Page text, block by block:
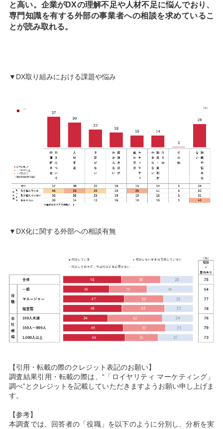
と高い。企業がDXの理解不足や人材不足に悩んでおり、
専門知識を有する外部の事業者への相談を求めているこ
とが読み取れる。
▼DX取り組みにおける課題や悩み
▼DX化に関する外部への相談有無
【引用・転載の際のクレジット表記のお願い】
調査結果引用・転載の際は、“「ロイヤリティ マーケティング」
調べ”とクレジットを記載していただきますようお願い申し上げま
す。
【参考】
本調査では、回答者の「役職」を以下のように分別し、分析を実